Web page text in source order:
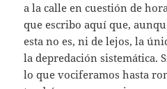
a la calle en cuestión de
que escribo aquí que,
esta no es, ni de lejos, la
la depredación sistemática.
lo que vociferamos hasta